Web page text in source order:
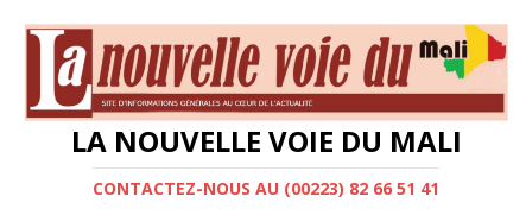
LA NOUVELLE VOIE DU MALI
CONTACTEZ-NOUS AU (00223) 82 66 51 41